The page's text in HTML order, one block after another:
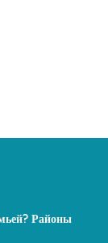
Районы